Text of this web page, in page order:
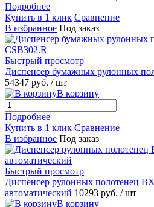
Подробнее
Купить в 1 клик Сравнение
В избранное Под заказ
Быстрый просмотр
Диспенсер бумажных рулонных
54347 руб. / шт
В корзину
Подробнее
Купить в 1 клик Сравнение
В избранное Под заказ
Быстрый просмотр
Диспенсер рулонных полотенец
автоматический 10293 руб. / шт
В корзину